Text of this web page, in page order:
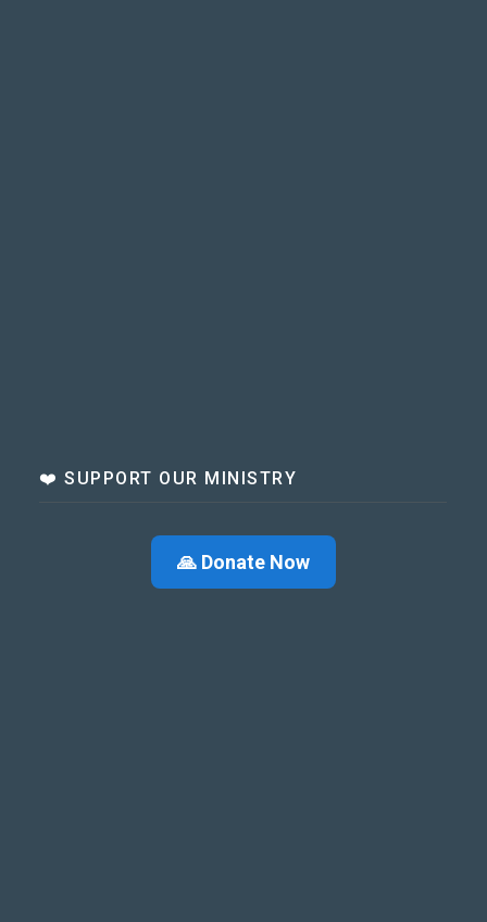
❤️ SUPPORT OUR MINISTRY
🙏 Donate Now